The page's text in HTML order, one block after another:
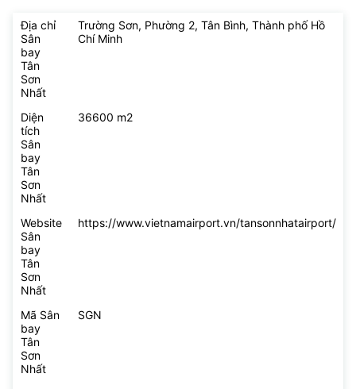
Địa chỉ
Sân
bay
Tân
Sơn
Nhất
Trường Sơn, Phường 2, Tân Bình, Thành phố Hồ
Chí Minh
Diện
tích
Sân
bay
Tân
Sơn
Nhất
36600 m2
Website
Sân
bay
Tân
Sơn
Nhất
https://www.vietnamairport.vn/tansonnhatairport/
Mã Sân
bay
Tân
Sơn
Nhất
SGN